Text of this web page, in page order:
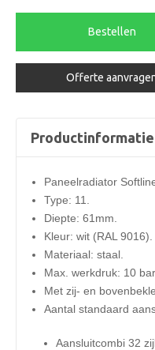
11-
softline
1176watt
Bestellen
Offerte
Productinformatie
Paneelradiator
Type: 11.
Diepte: 61mm.
Kleur: wit (RAL 9016).
Materiaal: staal.
Max. werkdruk: 10 bar.
Met zij- en
Aantal standaard
Aansluitcombi 32